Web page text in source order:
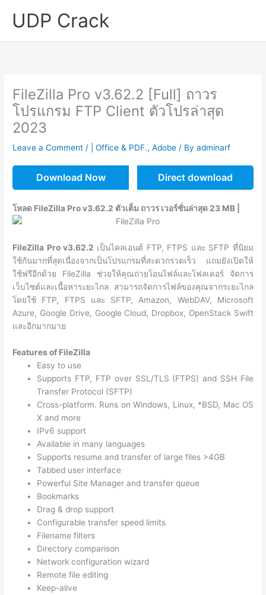
UDP Crack
FileZilla Pro v3.62.2 [Full] ถาวร
โปรแกรม FTP Client ตัวโปรล่าสุด
2023
Leave a Comment / | Office & PDF.,Adobe / Byadminarf
Download Now Direct download
โหลด FileZilla Pro v3.62.2 ตัวเต็ม ถาวร เวอร์ชั่นล่าสุด 23 MB |
FileZilla Pro v3.62.2 เป็นไคลเอนต์ FTP, FTPS และ SFTP ที่นิยม
ใช้กันมากที่สุดเนื่องจากเป็นโปรแกรมที่สะดวกรวดเร็ว แถมยังเปิดให้
ใช้ฟรีอีกด้วย FileZilla ช่วยให้คุณถ่ายโอนไฟล์และโฟลเดอร์ จัดการ
เว็บไซต์และเนื้อหาระยะไกล สามารถจัดการไฟล์ของคุณจากระยะไกล
โดยใช้ FTP, FTPS และ SFTP, Amazon, WebDAV, Microsoft
Azure, Google Drive, Google Cloud, Dropbox, OpenStack Swift
และอีกมากมาย
Features of FileZilla
Easy to use
Supports FTP, FTP over SSL/TLS (FTPS) and SSH File
Transfer Protocol (SFTP)
Cross-platform. Runs on Windows, Linux, *BSD, Mac OS
X and more
IPv6 support
Available in many languages
Supports resume and transfer of large files >4GB
Tabbed user interface
Powerful Site Manager and transfer queue
Bookmarks
Drag & drop support
Configurable transfer speed limits
Filename filters
Directory comparison
Network configuration wizard
Remote file editing
Keep-alive